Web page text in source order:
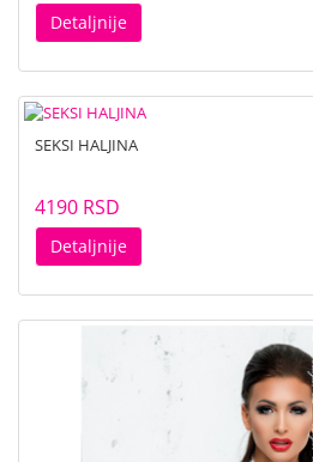
Detaljnije
SEKSI HALJINA
4190 RSD
Detaljnije